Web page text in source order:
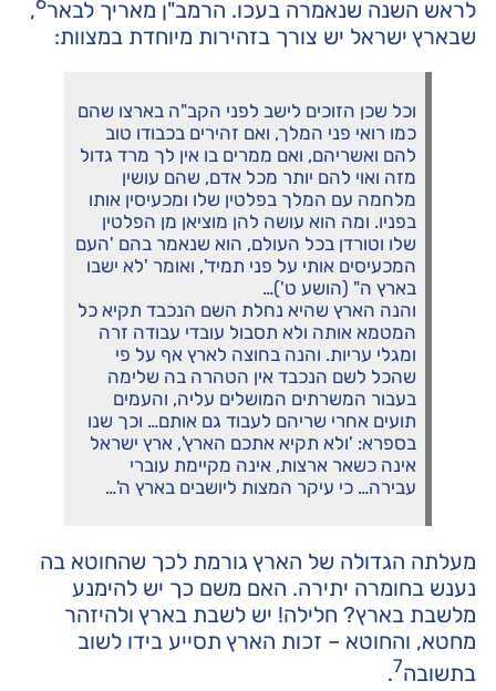
לראש השנה שנאמרה בעכו. הרמב"ן מאריך לבאר ,
שבארץ ישראל יש צורך בזהירות מיוחדת במצוות:
וכל שכן הזוכים לישב לפני הקב"ה בארצו שהם
כמו רואי פני המלך, ואם זהירים בכבודו טוב
להם ואשריהם, ואם ממרים בו אין לך מרד גדול
מזה ואוי להם יותר מכל אדם, שהם עושין
מלחמה עם המלך בפלטין שלו ומכעיסין אותו
בפניו. ומה הוא עושה להן מוציאן מן הפלטין
שלו וטורדן בכל העולם, הוא שנאמר בהם 'העם
המכעיסים אותי על פני תמיד', ואומר 'לא ישבו
בארץ ה" (הושע ט')…
והנה הארץ שהיא נחלת השם הנכבד תקיא כל
המטמא אותה ולא תסבול עובדי עבודה זרה
ומגלי עריות. והנה בחוצה לארץ אף על פי
שהכל לשם הנכבד אין הטהרה בה שלימה
בעבור המשרתים המושלים עליה, והעמים
תועים אחרי שריהם לעבוד גם אותם… וכך שנו
בספרא: 'ולא תקיא אתכם הארץ', ארץ ישראל
אינה כשאר ארצות, אינה מקיימת עוברי
עבירה… כי עיקר המצות ליושבים בארץ ה'…
מעלתה הגדולה של הארץ גורמת לכך שהחוטא בה
נענש בחומרה יתירה. האם משם כך יש להימנע
מלשבת בארץ? חלילה! יש לשבת בארץ ולהיזהר
מחטא, והחוטא – זכות הארץ תסייע בידו לשוב
בתשובה7
.